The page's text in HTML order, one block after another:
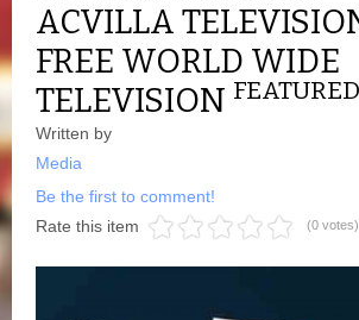
ACVILLA
FREE WORLD WIDE
TELEVISION FEATURED
Written by
Media
Be the first to comment!
Rate this item
(0 votes)